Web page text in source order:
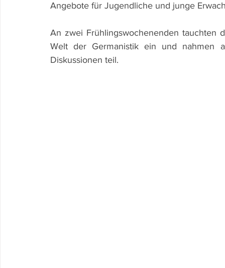
Angebote für Jugendliche und junge
An zwei Frühlingswochenenden tauchten
Welt der Germanistik ein und nahmen
Diskussionen teil.